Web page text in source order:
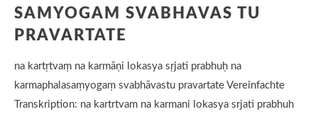
SAMYOGAM SVABHAVAS TU
PRAVARTATE
na kartṛtvaṃ na karmāṇi lokasya sṛjati prabhuḥ na
karmaphalasaṃyogaṃ svabhāvastu pravartate Vereinfachte
Transkription: na kartrtvam na karmani lokasya srjati prabhuh